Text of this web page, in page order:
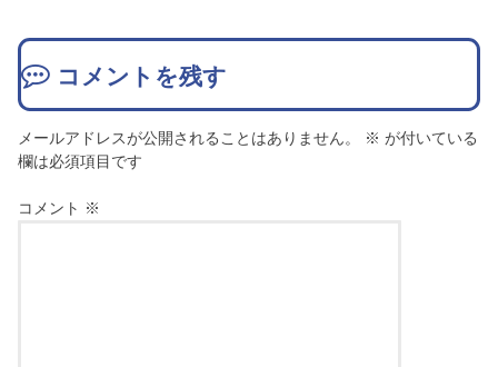
コメントを残す
メールアドレスが公開されることはありません。 ※ が付いている
欄は必須項目です
コメント ※